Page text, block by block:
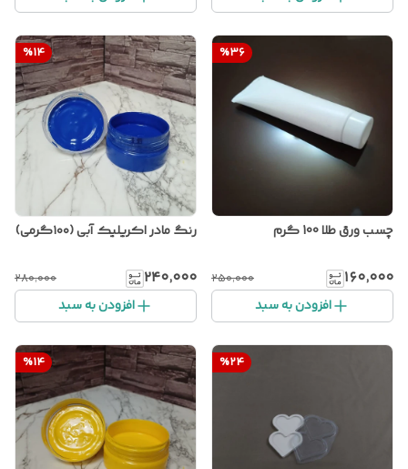
%36
چسب ورق طلا 100 گرم
۱۶۰٬۰۰۰ ۲۵۰٬۰۰۰
افزودن به سبد
%14
رنگ مادر اکریلیک آبی (۱۰۰گرمی)
۲۴۰٬۰۰۰ ۲۸۰٬۰۰۰
افزودن به سبد
%24
%14